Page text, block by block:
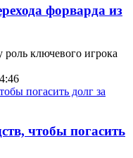
форварда из
ключевого игрока
чтобы погасить